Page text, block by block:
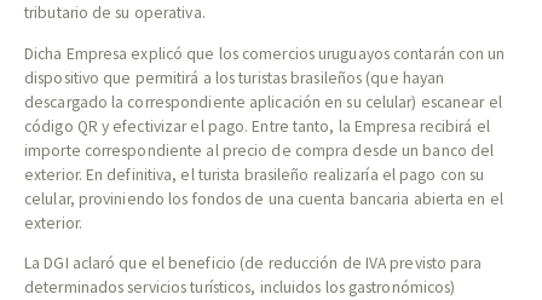
tributario de su operativa.
Dicha Empresa explicó que los comercios uruguayos contarán con un
dispositivo que permitirá a los turistas brasileños (que hayan
descargado la correspondiente aplicación en su celular) escanear el
código QR y efectivizar el pago. Entre tanto, la Empresa recibirá el
importe correspondiente al precio de compra desde un banco del
exterior. En definitiva, el turista brasileño realizaría el pago con su
celular, proviniendo los fondos de una cuenta bancaria abierta en el
exterior.
La DGI aclaró que el beneficio (de reducción de IVA previsto para
determinados servicios turísticos, incluidos los gastronómicos)